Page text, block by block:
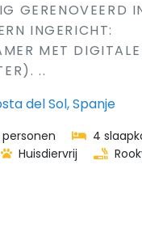
GERENOVEERD
INGERICHT:
MET
..
del Sol, Spanje
4
Huisdiervrij